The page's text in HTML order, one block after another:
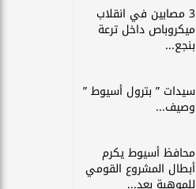
3 مصابين في انقلاب
ميكروباص داخل ترعة
بنجع...
سيدات ” بترول أسيوط ”
وصيف...
محافظ أسيوط يكرم
أبطال المشروع القومي
للموهبة بعد...